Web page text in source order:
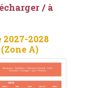
/ à
2028
A)